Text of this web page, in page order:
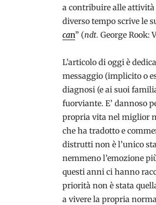
a contribuire alle
diverso tempo scrive le
can” (ndt. George Rook:
L’articolo di oggi è
messaggio (implicito o
diagnosi (e ai suoi
fuorviante. E’ dannoso
propria vita nel miglior
che ha tradotto e
distrutti non è l’unico
nemmeno l’emozione
questi anni ci hanno
priorità non è stata
a vivere la propria